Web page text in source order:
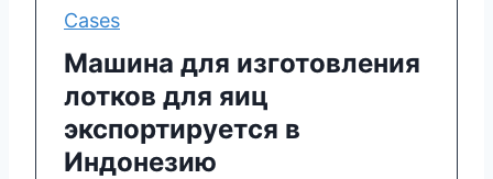
Cases
Машина для изготовления
лотков для яиц
экспортируется в
Индонезию